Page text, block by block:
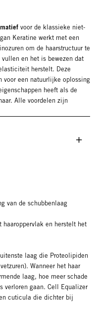
voor de klassieke niet-
Keratine werkt met een
om de haarstructuur te
en het is bewezen dat
herstelt. Deze
voor een natuurlijke oplossing
heeft als de
Alle voordelen zijn
van de schubbenlaag
haaroppervlak en herstelt het
laag die Proteolipiden
Wanneer het haar
laag, hoe meer schade
verloren gaan. Cell Equalizer
cuticula die dichter bij